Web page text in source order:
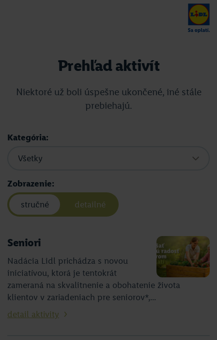
Prehľad aktivít
Niektoré už boli úspešne ukončené, iné stále
prebiehajú.
Kategória:
Zobrazenie:
stručné
detailné
Seniori
Nadácia Lidl prichádza s novou
iniciatívou, ktorá je tentokrát
zameraná na skvalitnenie a obohatenie života
klientov v zariadeniach pre seniorov*,...
detail aktivity